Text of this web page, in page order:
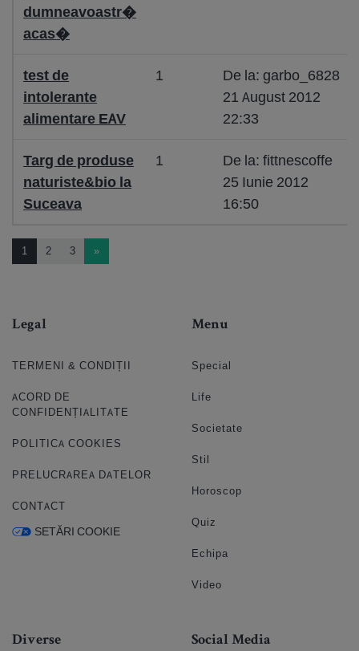
dumneavoastr�
acas�
test de
intolerante
alimentare EAV
1
De la: garbo_6828
21 August 2012
22:33
Targ de produse
naturiste&bio la
Suceava
1
De la: fittnescoffe
25 Iunie 2012
16:50
1 2 3 »
Legal
TERMENI & CONDIȚII
ACORD DE
CONFIDENȚIALITATE
POLITICA COOKIES
PRELUCRAREA DATELOR
CONTACT
SETĂRI COOKIE
Menu
Special
Life
Societate
Stil
Horoscop
Quiz
Echipa
Video
Diverse Social Media